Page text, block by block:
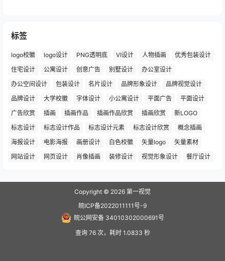
标签
logo校徽 logo设计 PNG透明底 VI设计 人物插画
优秀包装设计
住宅设计
公寓设计 创意广告 别墅设计
办公室设计
办公空间设计
包装设计 名片设计 品牌形象设计
品牌视觉设计
品牌设计
大学校徽 字体设计 小公寓设计 平面广告
平面设计
广告欣赏
插画 插画作品 插画作品欣赏 插画欣赏
新LOGO
标志设计
标志设计作品 标志设计元素 标志设计欣赏
概念插画
海报设计
电影海报 画册设计 白色校徽 矢量logo
矢量素材
网站设计
网页设计 肖像插画 装修设计 视觉形象设计 餐厅设计
Copyright © 2026 第一视觉
皖ICP备2022011111号-9
皖公网安备 34010302000691号
查询 76 次，耗时 1.0833 秒